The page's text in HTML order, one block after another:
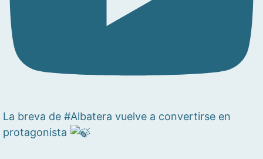
La breva de #Albatera vuelve a convertirse en
protagonista